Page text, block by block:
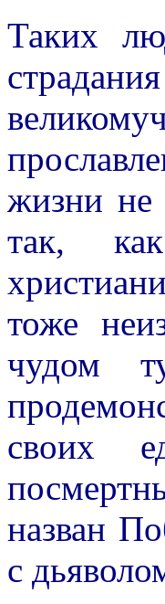
Таких
жизни не
так,
тоже
чудом
своих
назван
с